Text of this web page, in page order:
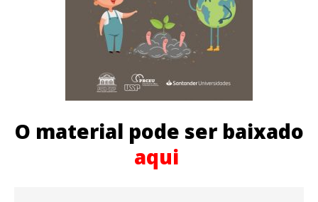
O material pode ser baixado
aqui